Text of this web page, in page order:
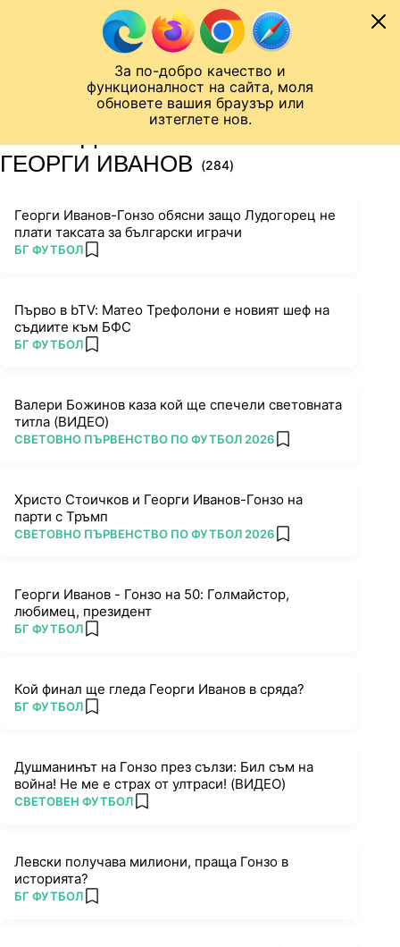
За по-добро качество и
функционалност на сайта, моля
обновете вашия браузър или
изтеглете нов.
Към съдържанието
Лига на Конференциите
ГЕОРГИ ИВАНОВ
(284)
Георги Иванов-Гонзо обясни защо Лудогорец не
плати таксата за български играчи
ПОВЕЧЕ ОТ
БГ ФУТБОЛ add favorites
Първо в bTV: Матео Трефолони е новият шеф на
съдиите към БФС
ПОВЕЧЕ ОТ
БГ ФУТБОЛ add favorites
Валери Божинов каза кой ще спечели световната
титла (ВИДЕО)
ПОВЕЧЕ ОТ
СВЕТОВНО ПЪРВЕНСТВО ПО ФУТБОЛ 2026 add favorites
Христо Стоичков и Георги Иванов-Гонзо на
парти с Тръмп
ПОВЕЧЕ ОТ
СВЕТОВНО ПЪРВЕНСТВО ПО ФУТБОЛ 2026 add favorites
Георги Иванов - Гонзо на 50: Голмайстор,
любимец, президент
ПОВЕЧЕ ОТ
БГ ФУТБОЛ add favorites
Кой финал ще гледа Георги Иванов в сряда?
ПОВЕЧЕ ОТ
БГ ФУТБОЛ add favorites
Душманинът на Гонзо през сълзи: Бил съм на
война! Не ме е страх от ултраси! (ВИДЕО)
ПОВЕЧЕ ОТ
СВЕТОВЕН ФУТБОЛ add favorites
Левски получава милиони, праща Гонзо в
историята?
ПОВЕЧЕ ОТ
БГ ФУТБОЛ add favorites